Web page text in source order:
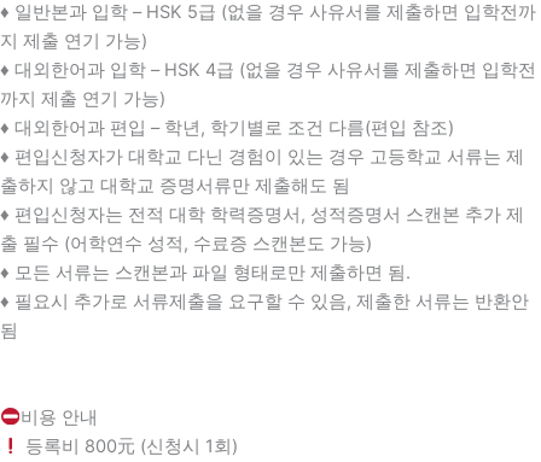
♦️ 일반본과 입학 – HSK 5급 (없을 경우 사유서를 제출하면 입학전까
지 제출 연기 가능)
♦️ 대외한어과 입학 – HSK 4급 (없을 경우 사유서를 제출하면 입학전
까지 제출 연기 가능)
♦️ 대외한어과 편입 – 학년, 학기별로 조건 다름(편입 참조)
♦️ 편입신청자가 대학교 다닌 경험이 있는 경우 고등학교 서류는 제
출하지 않고 대학교 증명서류만 제출해도 됨
♦️ 편입신청자는 전적 대학 학력증명서, 성적증명서 스캔본 추가 제
출 필수 (어학연수 성적, 수료증 스캔본도 가능)
♦️ 모든 서류는 스캔본과 파일 형태로만 제출하면 됨.
♦️ 필요시 추가로 서류제출을 요구할 수 있음, 제출한 서류는 반환안
됨
비용 안내
등록비 800元 (신청시 1회)